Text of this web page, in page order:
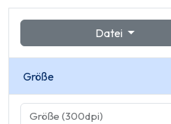
Datei
Größe
Größe (300dpi)